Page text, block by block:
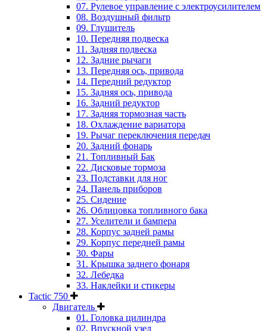
07. Рулевое управление с электроусилителем
08. Воздушный фильтр
09. Глушитель
10. Передняя подвеска
11. Задняя подвеска
12. Задние рычаги
13. Передняя ось, привода
14. Передний редуктор
15. Задняя ось, привода
16. Задний редуктор
17. Задняя тормозная часть
18. Охлаждение вариатора
19. Рычаг переключения передач
20. Задний фонарь
21. Топливный Бак
22. Дисковые тормоза
23. Подставки для ног
24. Панель приборов
25. Сидение
26. Облицовка топливного бака
27. Уселители и бампера
28. Корпус задней рамы
29. Корпус передней рамы
30. Фары
31. Крышка заднего фонаря
32. Лебедка
33. Наклейки и стикеры
Tactic 750
Двигатель
01. Головка цилиндра
02. Впускной узел